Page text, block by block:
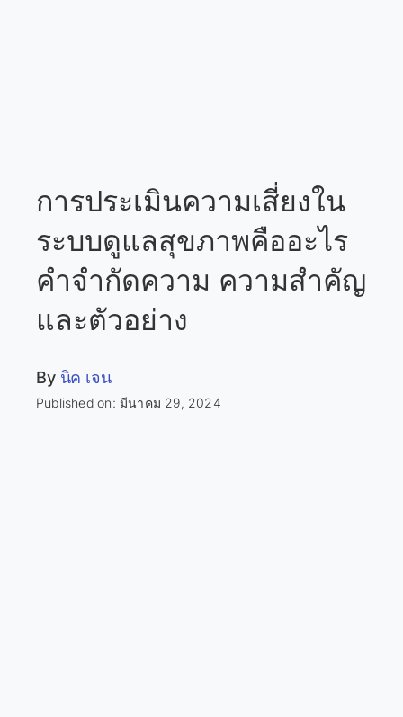
การประเมินความเสี่ยงใน
ระบบดูแลสุขภาพคืออะไร
คำจำกัดความ ความสำคัญ
และตัวอย่าง
By นิค เจน
Published on: มีนาคม 29, 2024